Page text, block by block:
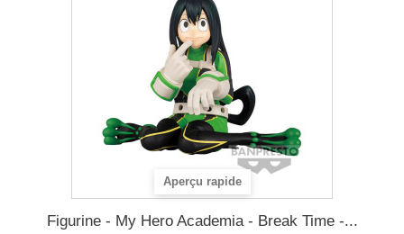
Aperçu rapide
Figurine - My Hero Academia - Break Time -...